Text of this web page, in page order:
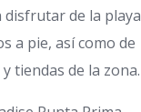
disfrutar de la playa
a pie, así como de
tiendas de la zona.